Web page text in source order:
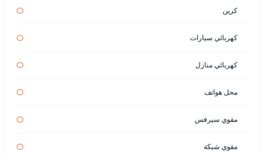
كرين
كهربائي سيارات
كهربائي منازل
محل هواتف
مقوي سيرفس
مقوي شبكة